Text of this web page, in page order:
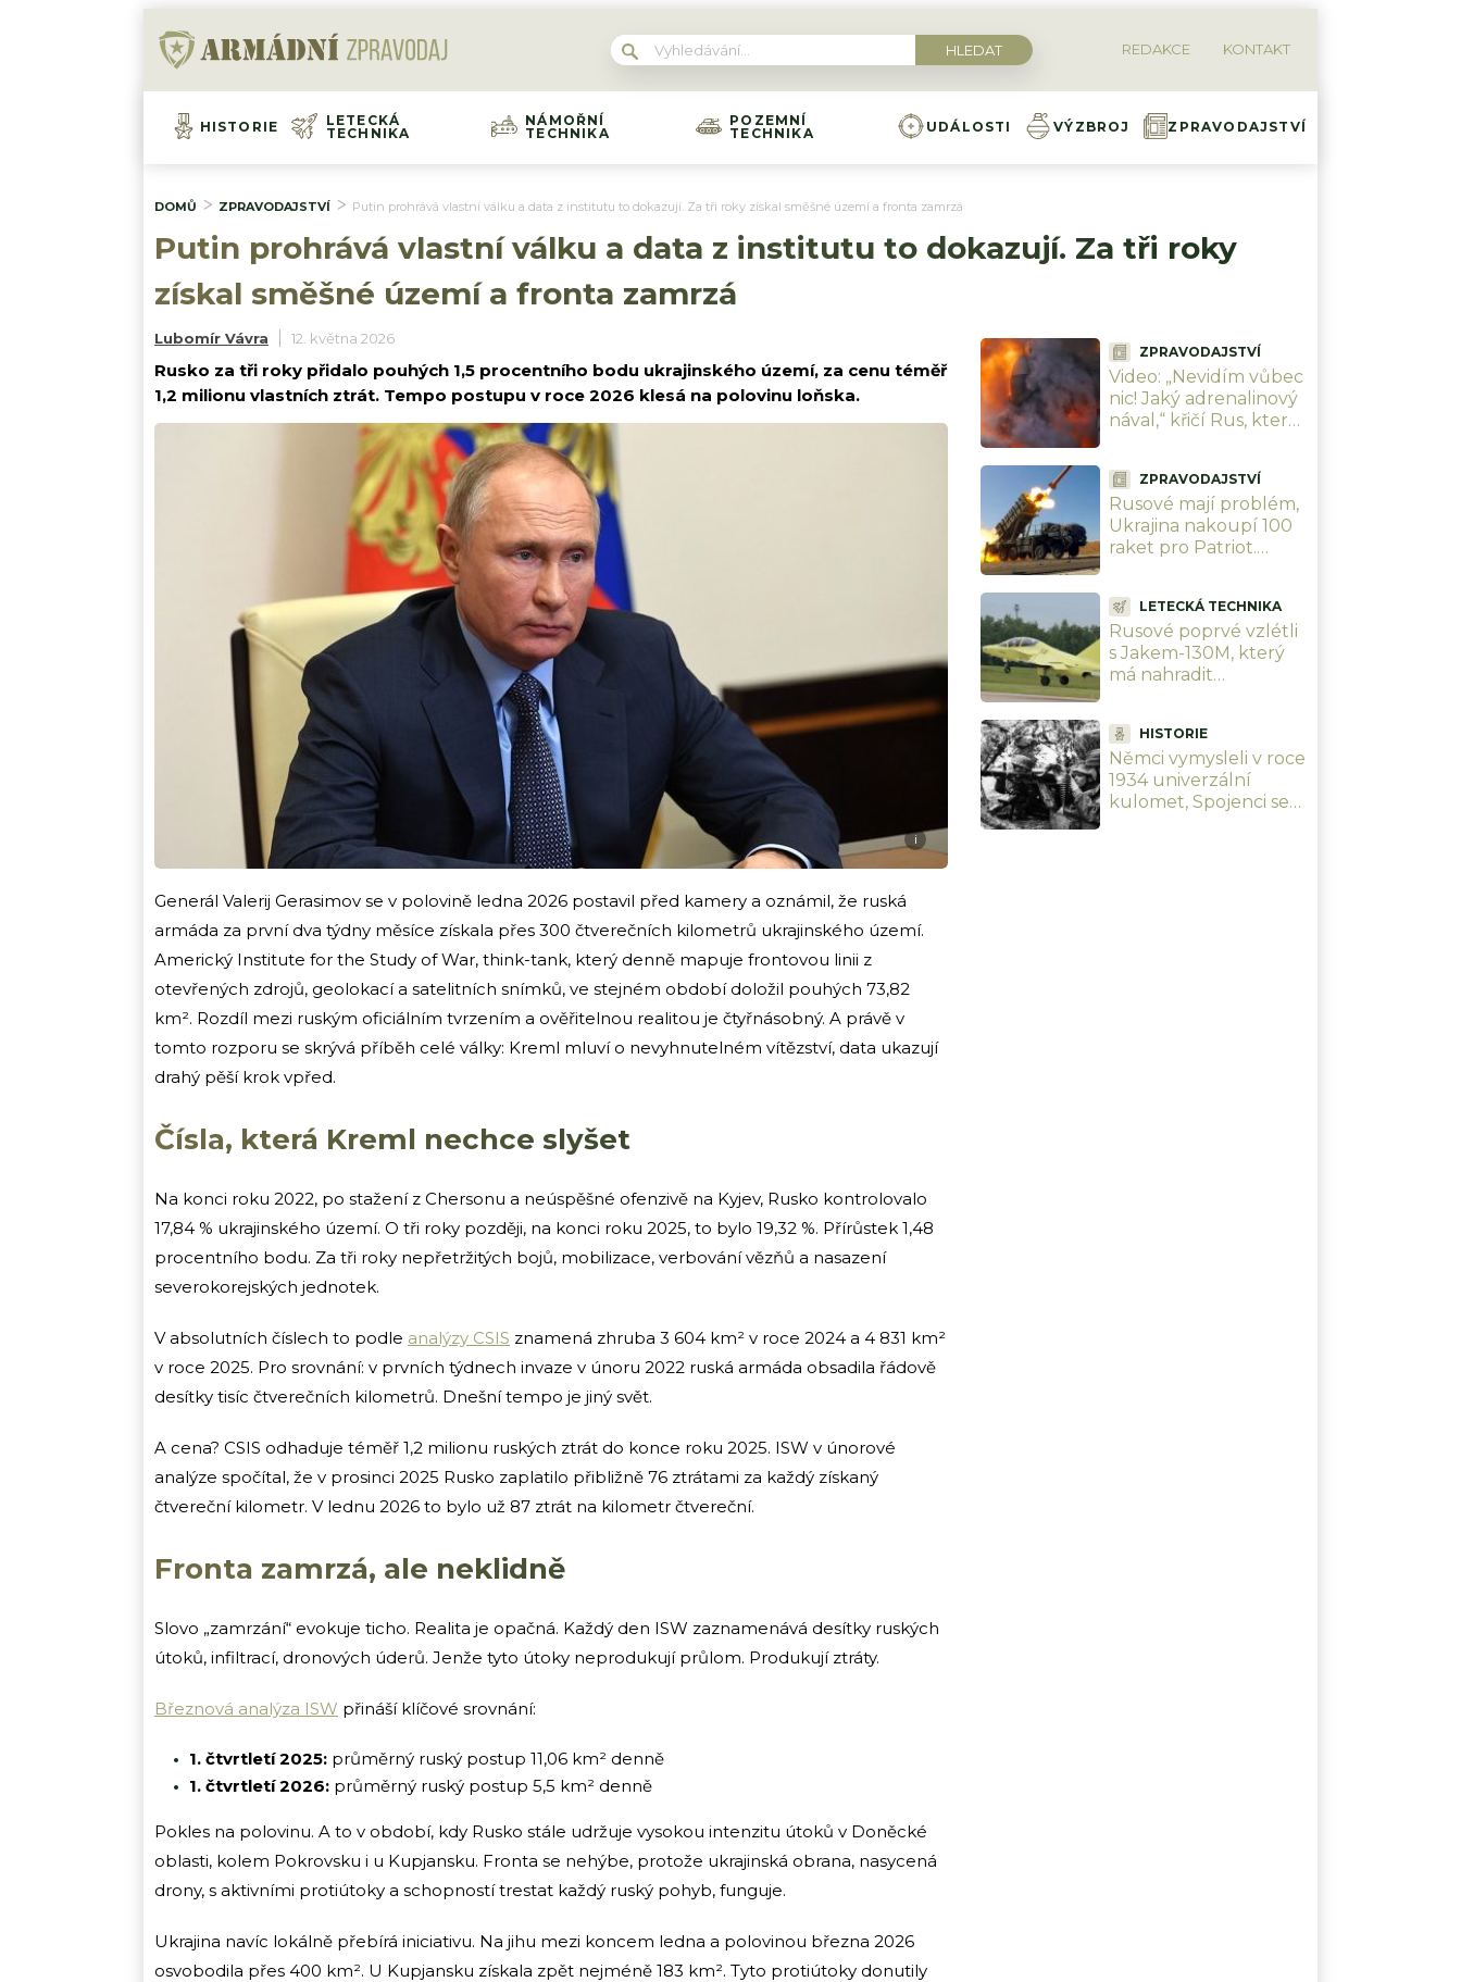
REDAKCE KONTAKT
HISTORIE
LETECKÁ
TECHNIKA
NÁMOŘNÍ
TECHNIKA
POZEMNÍ
TECHNIKA
UDÁLOSTI VÝZBROJ ZPRAVODAJSTVÍ
DOMŮ ZPRAVODAJSTVÍ Putin prohrává vlastní válku a data z institutu to dokazují. Za tři roky získal směšné území a fronta zamrzá
Putin prohrává vlastní válku a data z institutu to dokazují. Za tři roky
získal směšné území a fronta zamrzá
Lubomír Vávra 12. května 2026
Rusko za tři roky přidalo pouhých 1,5 procentního bodu ukrajinského území, za cenu téměř
1,2 milionu vlastních ztrát. Tempo postupu v roce 2026 klesá na polovinu loňska.
i
Generál Valerij Gerasimov se v polovině ledna 2026 postavil před kamery a oznámil, že ruská
armáda za první dva týdny měsíce získala přes 300 čtverečních kilometrů ukrajinského území.
Americký Institute for the Study of War, think-tank, který denně mapuje frontovou linii z
otevřených zdrojů, geolokací a satelitních snímků, ve stejném období doložil pouhých 73,82
km². Rozdíl mezi ruským oficiálním tvrzením a ověřitelnou realitou je čtyřnásobný. A právě v
tomto rozporu se skrývá příběh celé války: Kreml mluví o nevyhnutelném vítězství, data ukazují
drahý pěší krok vpřed.
Čísla, která Kreml nechce slyšet
Na konci roku 2022, po stažení z Chersonu a neúspěšné ofenzivě na Kyjev, Rusko kontrolovalo
17,84 % ukrajinského území. O tři roky později, na konci roku 2025, to bylo 19,32 %. Přírůstek 1,48
procentního bodu. Za tři roky nepřetržitých bojů, mobilizace, verbování vězňů a nasazení
severokorejských jednotek.
V absolutních číslech to podle analýzy CSIS znamená zhruba 3 604 km² v roce 2024 a 4 831 km²
v roce 2025. Pro srovnání: v prvních týdnech invaze v únoru 2022 ruská armáda obsadila řádově
desítky tisíc čtverečních kilometrů. Dnešní tempo je jiný svět.
A cena? CSIS odhaduje téměř 1,2 milionu ruských ztrát do konce roku 2025. ISW v únorové
analýze spočítal, že v prosinci 2025 Rusko zaplatilo přibližně 76 ztrátami za každý získaný
čtvereční kilometr. V lednu 2026 to bylo už 87 ztrát na kilometr čtvereční.
Fronta zamrzá, ale neklidně
Slovo „zamrzání“ evokuje ticho. Realita je opačná. Každý den ISW zaznamenává desítky ruských
útoků, infiltrací, dronových úderů. Jenže tyto útoky neprodukují průlom. Produkují ztráty.
Březnová analýza ISW přináší klíčové srovnání:
1. čtvrtletí 2025: průměrný ruský postup 11,06 km² denně
1. čtvrtletí 2026: průměrný ruský postup 5,5 km² denně
Pokles na polovinu. A to v období, kdy Rusko stále udržuje vysokou intenzitu útoků v Doněcké
oblasti, kolem Pokrovsku i u Kupjansku. Fronta se nehýbe, protože ukrajinská obrana, nasycená
drony, s aktivními protiútoky a schopností trestat každý ruský pohyb, funguje.
Ukrajina navíc lokálně přebírá iniciativu. Na jihu mezi koncem ledna a polovinou března 2026
osvobodila přes 400 km². U Kupjansku získala zpět nejméně 183 km². Tyto protiútoky donutily
ZPRAVODAJSTVÍ
Video: „Nevidím vůbec
nic! Jaký adrenalinový
nával,“ křičí Rus, který
cestou na Krym
ZPRAVODAJSTVÍ
Rusové mají problém,
Ukrajina nakoupí 100
raket pro Patriot.
LETECKÁ TECHNIKA
Rusové poprvé vzlétli
s Jakem-130M, který
má nahradit
dělají bojový
HISTORIE
Němci vymysleli v roce
1934 univerzální
kulomet, Spojenci se